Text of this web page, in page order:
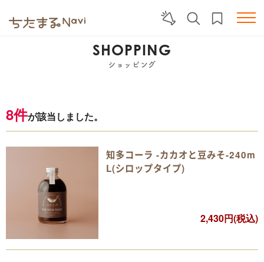
SHOPPING
ショッピング
8件が該当しました。
知多コーラ -カカオと豆みそ-240m
L(シロップタイプ)
2,430円(税込)